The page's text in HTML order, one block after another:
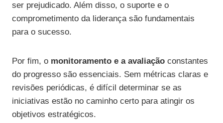
ser prejudicado. Além disso, o suporte e o
comprometimento da liderança são fundamentais
para o sucesso.
Por fim, o monitoramento e a avaliação constantes
do progresso são essenciais. Sem métricas claras e
revisões periódicas, é difícil determinar se as
iniciativas estão no caminho certo para atingir os
objetivos estratégicos.